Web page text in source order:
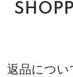
返品につい